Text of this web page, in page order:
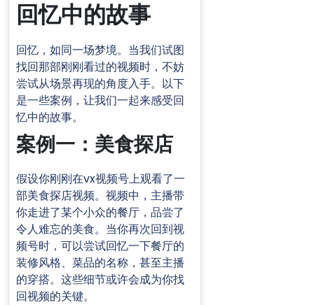
回忆中的故事
回忆，如同一场梦境。当我们试图
找回那部刚刚看过的视频时，不妨
尝试从场景再现的角度入手。以下
是一些案例，让我们一起来感受回
忆中的故事。
案例一：美食探店
假设你刚刚在vx视频号上观看了一
部美食探店视频。视频中，主播带
你走进了某个小众的餐厅，品尝了
令人难忘的美食。当你再次回到视
频号时，可以尝试回忆一下餐厅的
装修风格、菜品的名称，甚至主播
的穿搭。这些细节或许会成为你找
回视频的关键。